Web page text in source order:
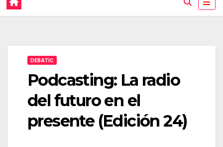
DEBATIC
Podcasting: La radio
del futuro en el
presente (Edición 24)